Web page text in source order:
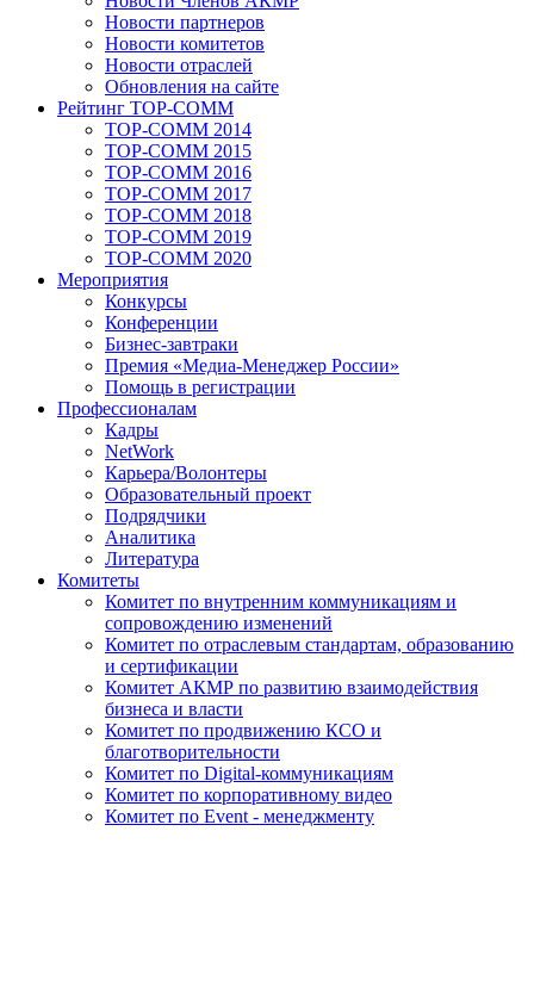
Новости партнеров
Новости комитетов
Новости отраслей
Обновления на сайте
Рейтинг TOP-COMM
TOP-COMM 2014
TOP-COMM 2015
TOP-COMM 2016
TOP-COMM 2017
TOP-COMM 2018
TOP-COMM 2019
TOP-COMM 2020
Мероприятия
Конкурсы
Конференции
Бизнес-завтраки
Премия «Медиа-Менеджер России»
Помощь в регистрации
Профессионалам
Кадры
NetWork
Карьера/Волонтеры
Образовательный проект
Подрядчики
Аналитика
Литература
Комитеты
Комитет по внутренним коммуникациям и
сопровождению изменений
Комитет по отраслевым стандартам, образованию
и сертификации
Комитет АКМР по развитию взаимодействия
бизнеса и власти
Комитет по продвижению КСО и
благотворительности
Комитет по Digital-коммуникациям
Комитет по корпоративному видео
Комитет по Event - менеджменту